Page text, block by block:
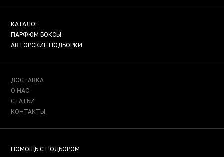
КАТАЛОГ
ПАРФЮМ БОКСЫ
АВТОРСКИЕ ПОДБОРКИ
ДОСТАВКА
О НАС
СТАТЬИ
КОНТАКТЫ
ПОМОЩЬ С ПОДБОРОМ